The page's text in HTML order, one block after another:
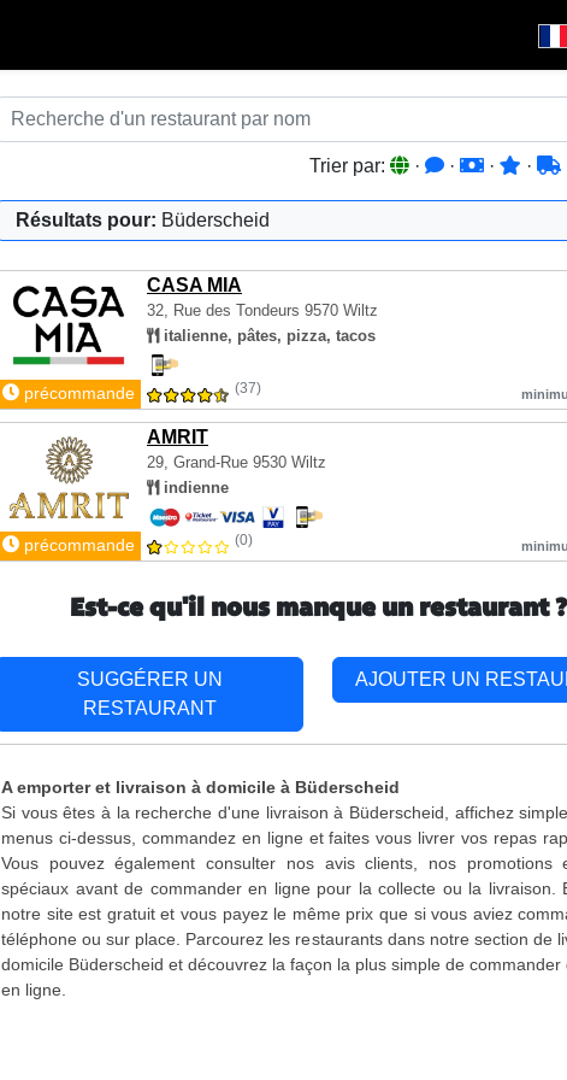
Trier par: · · · ·
Résultats pour: Büderscheid
CASA MIA
32, Rue des Tondeurs 9570 Wiltz
italienne, pâtes, pizza, tacos
précommande (37)
AMRIT
29, Grand-Rue 9530 Wiltz
indienne
précommande (0)
Est-ce qu'il nous manque un restaurant ?
SUGGÉRER UN
RESTAURANT
AJOUTER UN
A emporter et livraison à domicile à Büderscheid
Si vous êtes à la recherche d'une livraison à Büderscheid, affichez
menus ci-dessus, commandez en ligne et faites vous livrer vos repas
Vous pouvez également consulter nos avis clients, nos promotions
spéciaux avant de commander en ligne pour la collecte ou la livraison.
notre site est gratuit et vous payez le même prix que si vous aviez
téléphone ou sur place. Parcourez les restaurants dans notre section de
domicile Büderscheid et découvrez la façon la plus simple de commander
en ligne.